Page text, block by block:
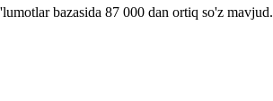
bazasida 87 000 dan ortiq so'z mavjud.